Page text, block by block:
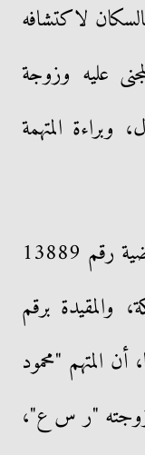
لاكتشافه
عليه وزوجة
وبراءة المتهمة
وتضمن أمر الإحالة الخاص بالقضية رقم 13889
والمقيدة برقم
بنها، أن المتهم "محمود
وزوجته "ر س ع"،